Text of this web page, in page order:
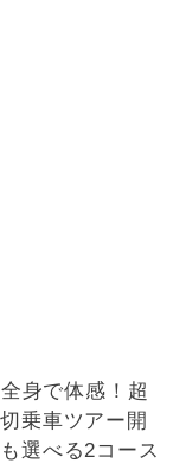
身で体感！超
乗車ツアー開
選べる2コース